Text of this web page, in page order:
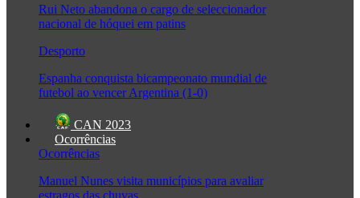
Rui Neto abandona o cargo de seleccionador
nacional de hóquei em patins
Desporto
Espanha conquista bicampeonato mundial de
futebol ao vencer Argentina (1-0)
CAN 2023
Ocorrências
Ocorrências
Manuel Nunes visita municípios para avaliar
estragos das chuvas